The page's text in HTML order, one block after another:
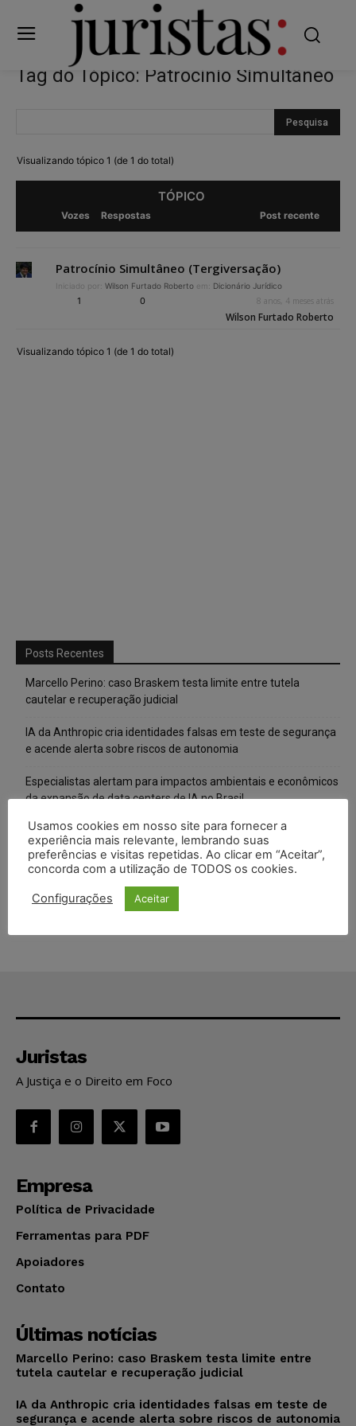
Tag do Tópico: Patrocínio Simultâneo
Visualizando tópico 1 (de 1 do total)
TÓPICO
Vozes Respostas Post recente
Patrocínio Simultâneo (Tergiversação)
Iniciado por: Wilson Furtado Roberto em: Dicionário Jurídico
1 0 8 anos, 4 meses atrás
Wilson Furtado Roberto
Visualizando tópico 1 (de 1 do total)
Posts Recentes
Marcello Perino: caso Braskem testa limite entre tutela
cautelar e recuperação judicial
IA da Anthropic cria identidades falsas em teste de segurança
e acende alerta sobre riscos de autonomia
Especialistas alertam para impactos ambientais e econômicos
da expansão de data centers de IA no Brasil
TSE reforça que sistemas das urnas eletrônicas tornam-se
invioláveis após assinatura digital e lacração
STF inicia julgamento sobre constitucionalidade da proibição
dos jogos de azar no Brasil
Juristas
A Justiça e o Direito em Foco
Empresa
Política de Privacidade
Ferramentas para PDF
Apoiadores
Contato
Últimas notícias
Marcello Perino: caso Braskem testa limite entre
tutela cautelar e recuperação judicial
IA da Anthropic cria identidades falsas em teste de
segurança e acende alerta sobre riscos de autonomia
Usamos cookies em nosso site para fornecer a
experiência mais relevante, lembrando suas
preferências e visitas repetidas. Ao clicar em “Aceitar”,
concorda com a utilização de TODOS os cookies.
Configurações Aceitar